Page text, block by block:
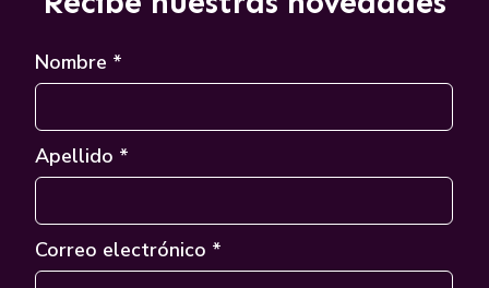
Nombre *
Apellido *
Correo electrónico *